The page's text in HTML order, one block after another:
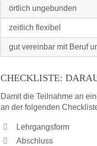
örtlich ungebunden
zeitlich flexibel
gut vereinbar mit Beruf
CHECKLISTE:
Damit die Teilnahme an
an der folgenden
Lehrgangsform
Abschluss